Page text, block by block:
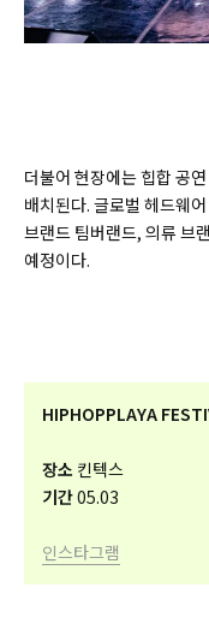
더불어 현장에는 힙합 공
배치된다. 글로벌 헤드웨
브랜드 팀버랜드, 의류 브
예정이다.
HIPHOPPLAYA
장소 킨텍스
기간05.03
인스타그램